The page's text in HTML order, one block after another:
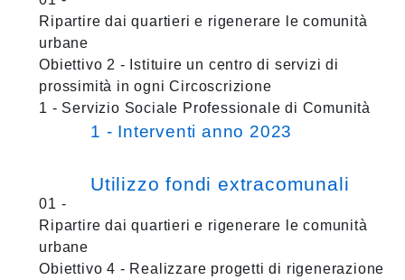
Ripartire dai quartieri e rigenerare le comunità
urbane
Obiettivo 2 - Istituire un centro di servizi di
prossimità in ogni Circoscrizione
1 - Servizio Sociale Professionale di Comunità
1 - Interventi anno 2023
Utilizzo fondi extracomunali
01 -
Ripartire dai quartieri e rigenerare le comunità
urbane
Obiettivo 4 - Realizzare progetti di rigenerazione